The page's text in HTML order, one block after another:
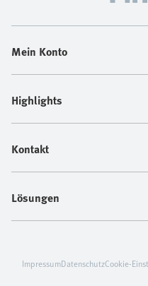
Mein Konto
Highlights
Kontakt
Lösungen
ImpressumDatenschutzCookie-